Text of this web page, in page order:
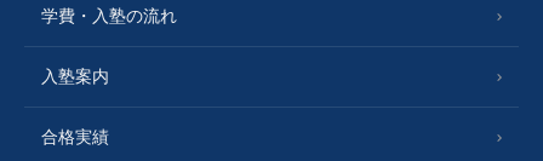
学費・入塾の流れ
入塾案内
合格実績